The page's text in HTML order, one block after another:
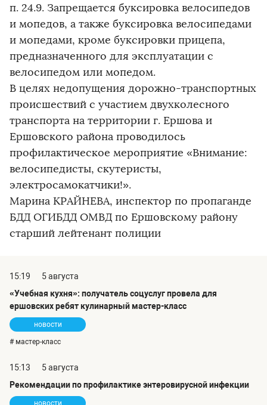
п. 24.9. Запрещается буксировка велосипедов
и мопедов, а также буксировка велосипедами
и мопедами, кроме буксировки прицепа,
предназначенного для эксплуатации с
велосипедом или мопедом.
В целях недопущения дорожно-транспортных
происшествий с участием двухколесного
транспорта на территории г. Ершова и
Ершовского района проводилось
профилактическое мероприятие «Внимание:
велосипедисты, скутеристы,
электросамокатчики!».
Марина КРАЙНЕВА, инспектор по пропаганде
БДД ОГИБДД ОМВД по Ершовскому району
старший лейтенант полиции
15:19
5 августа
«Учебная кухня»: получатель соцуслуг провела для
ершовских ребят кулинарный мастер-класс
новости
# мастер-класс
15:13
5 августа
Рекомендации по профилактике энтеровирусной инфекции
новости